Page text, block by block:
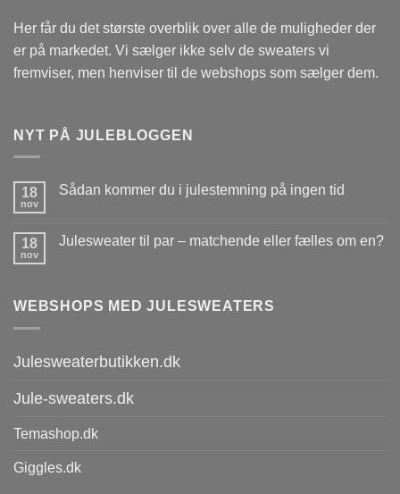
Her får du det største overblik over alle de muligheder der
er på markedet. Vi sælger ikke selv de sweaters vi
fremviser, men henviser til de webshops som sælger dem.
NYT PÅ JULEBLOGGEN
18
nov
Sådan kommer du i julestemning på ingen tid
18
nov
Julesweater til par – matchende eller fælles om en?
WEBSHOPS MED JULESWEATERS
Julesweaterbutikken.dk
Jule-sweaters.dk
Temashop.dk
Giggles.dk